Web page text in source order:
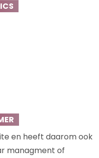
en heeft daarom ook
managment of